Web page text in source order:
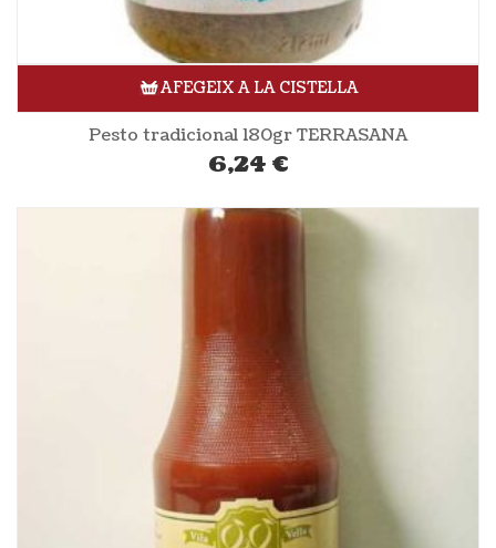
AFEGEIX A LA CISTELLA
Pesto tradicional 180gr TERRASANA
6,24 €